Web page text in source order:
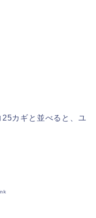
カギと並べると、ユ